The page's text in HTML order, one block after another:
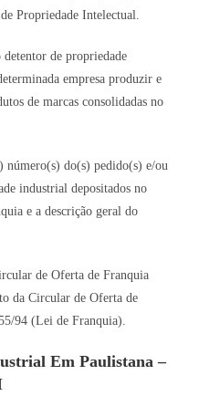
Propriedade Intelectual.
de propriedade
empresa produzir e
de marcas consolidadas no
número(s) do(s) pedido(s) e/ou
industrial depositados no
e a descrição geral do
de Oferta de Franquia
da Circular de Oferta de
94 (Lei de Franquia).
Em Paulistana –